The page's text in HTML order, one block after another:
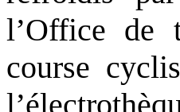
l’Office de
course